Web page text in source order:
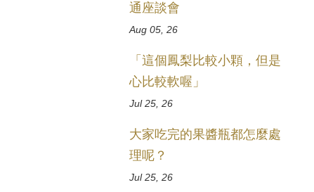
通座談會
Aug 05, 26
「這個鳳梨比較小顆，但是
心比較軟喔」
Jul 25, 26
大家吃完的果醬瓶都怎麼處
理呢？
Jul 25, 26